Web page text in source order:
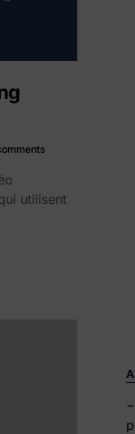
utilisent